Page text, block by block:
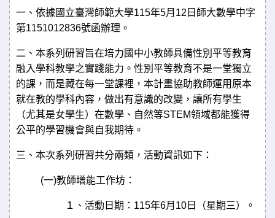
一、依據國立臺灣師範大學115年5月 12 日師大數學中字
第1151012836號函辦理。
二、本系列研習旨在培力國中小教師具備性別平等教育
融入學科教學之實踐能力。性別平等教育不是一堂獨立
的課，而是藏在每一堂課裡，本計畫協助教師運用原本
就在教的學科內容，做出有意識的改變，讓所有學生
（尤其是女學生）在數學、自然等STEM領域都能獲得
公平的學習機會與自我期待。
三、本次系列研習共分兩類，活動資訊如下：
(一)教師增能工作坊：
１、活動日期： 115年6月 10 日（星期三）。